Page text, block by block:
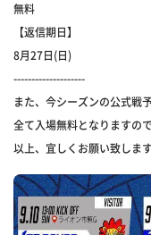
無料
【返信期日】
8月27日(日)
--------------------
また、今シーズンの公式戦
全て入場無料となりますの
以上、宜しくお願い致します